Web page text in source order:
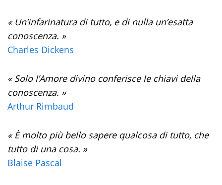
« Un’infarinatura di tutto, e di nulla un’esatta
conoscenza. »
Charles Dickens
« Solo l’Amore divino conferisce le chiavi della
conoscenza. »
Arthur Rimbaud
« È molto più bello sapere qualcosa di tutto, che
tutto di una cosa. »
Blaise Pascal